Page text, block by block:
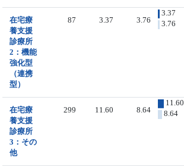
在宅療
養支援
診療所
2：機能
強化型
（連携
型）
87 3.37 3.76
3.37
3.76
在宅療
養支援
診療所
3：その
他
299 11.60 8.64
11.60
8.64